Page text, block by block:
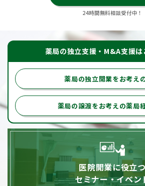
24時間無料相談受付中！
薬局の独立支援・M&A支援は
薬局の独立開業をお考え
薬局の譲渡をお考えの薬局
医院開業に役立つ
セミナー・イベン